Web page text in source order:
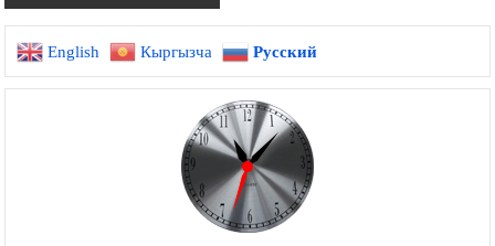
English Кыргызча Русский